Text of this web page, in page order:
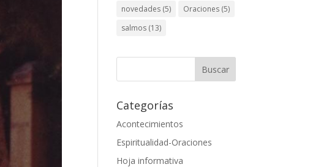
novedades (5) Oraciones (5)
salmos (13)
Categorías
Acontecimientos
Espiritualidad-Oraciones
Hoja informativa